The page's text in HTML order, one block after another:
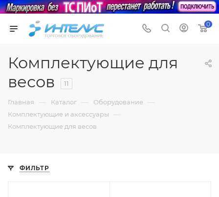
0
Комплектующие для
весов
11
Главная — Каталог — Оборудование —
Комплектующие и аксессуары —
Комплектующие для весов
ФИЛЬТР